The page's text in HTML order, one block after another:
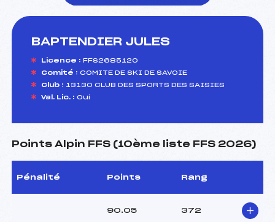
BAPTENDIER JULES
Licence : FFS2685120
Comité : COMITE DE SKI DE SAVOIE
Club : 13130 CLUB DES SPORTS DES SAISIES
Val. Lic. : Oui
Points Alpin FFS (10ème liste FFS 2026)
Pénalité Points Rang
90.05 372